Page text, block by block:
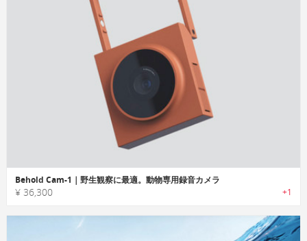
Behold Cam-1｜野生観察に最適。動物専用録音カメラ
¥ 36,300 +1